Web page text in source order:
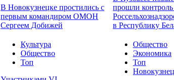
В Новокузнецке простились с
первым командиром ОМОН
Сергеем Добижей
прошли контроль
в Республику
Культура
Общество
Топ
Общество
Экономика
Топ